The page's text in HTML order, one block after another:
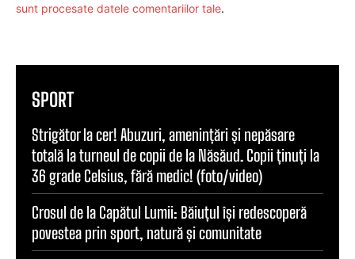
sunt procesate datele comentariilor tale.
SPORT
Strigător la cer! Abuzuri, amenințări și nepăsare
totală la turneul de copii de la Năsăud. Copii ținuți la
36 grade Celsius, fără medic! (foto/video)
Crosul de la Capătul Lumii: Băiuțul își redescoperă
povestea prin sport, natură și comunitate